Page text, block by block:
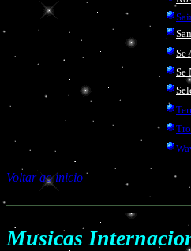
Se
Se
Voltar ao inicio
Musicas